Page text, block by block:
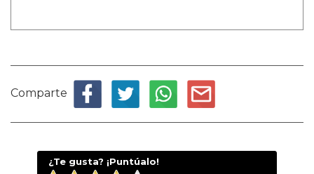
Comparte
¿Te gusta? ¡Puntúalo!